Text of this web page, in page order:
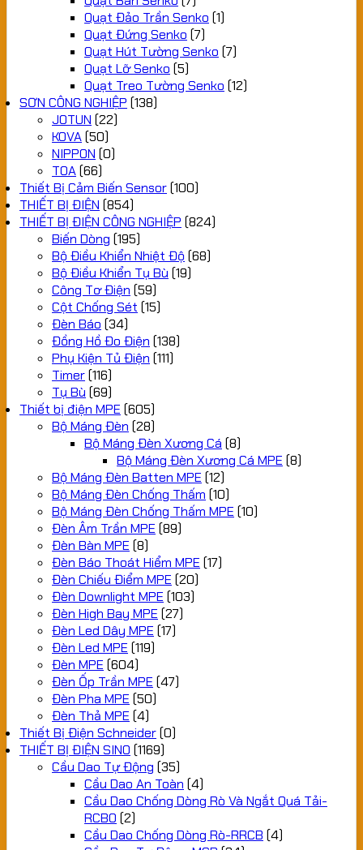
Quạt Đảo Trần Senko (1)
Quạt Đứng Senko (7)
Quạt Hút Tường Senko (7)
Quạt Lỡ Senko (5)
Quạt Treo Tường Senko (12)
SƠN CÔNG NGHIỆP (138)
JOTUN (22)
KOVA(50)
NIPPON (0)
TOA(66)
Thiết Bị Cảm Biến Sensor(100)
THIẾT BỊ ĐIỆN (854)
THIẾT BỊ ĐIỆN CÔNG NGHIỆP (824)
Biến Dòng (195)
Bộ Điều Khiển Nhiệt Độ (68)
Bộ Điều Khiển Tụ Bù (19)
Công Tơ Điện (59)
Cột Chống Sét (15)
Đèn Báo (34)
Đồng Hồ Đo Điện (138)
Phụ Kiện Tủ Điện (111)
Timer(116)
Tụ Bù (69)
Thiết bị điện MPE (605)
Bộ Máng Đèn (28)
Bộ Máng Đèn Xương Cá (8)
Bộ Máng Đèn Xương Cá MPE (8)
Bộ Máng Đèn Batten MPE (12)
Bộ Máng Đèn Chống Thấm (10)
Bộ Máng Đèn Chống Thấm MPE (10)
Đèn Âm Trần MPE (89)
Đèn Bàn MPE (8)
Đèn Báo Thoát Hiểm MPE (17)
Đèn Chiếu Điểm MPE (20)
Đèn Downlight MPE (103)
Đèn High Bay MPE (27)
Đèn Led Dây MPE (17)
Đèn Led MPE (119)
Đèn MPE (604)
Đèn Ốp Trần MPE (47)
Đèn Pha MPE (50)
Đèn Thả MPE (4)
Thiết Bị Điện Schneider(0)
THIẾT BỊ ĐIỆN SINO (1169)
Cầu Dao Tự Động (35)
Cầu Dao An Toàn (4)
Cầu Dao Chống Dòng Rò Và Ngắt Quá Tải-
RCBO (2)
Cầu Dao Chống Dòng Rò-RRCB (4)